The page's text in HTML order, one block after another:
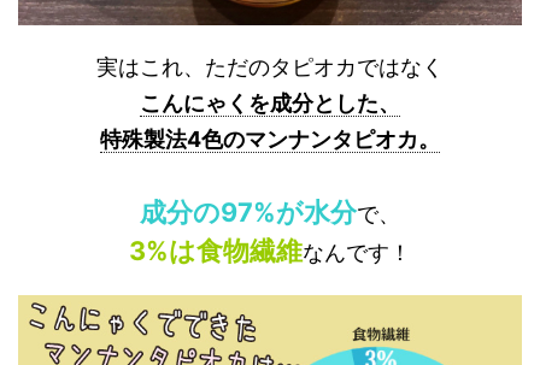
実はこれ、ただのタピオカではなく
こんにゃくを成分とした、
特殊製法4色のマンナンタピオカ。
成分の97%が水分で、
3%は食物繊維なんです！